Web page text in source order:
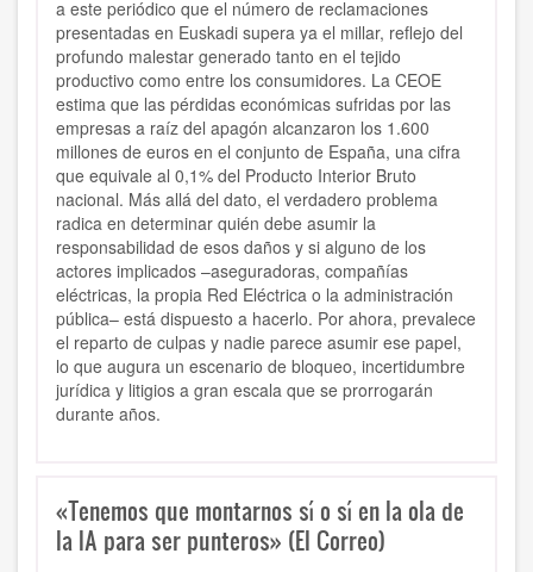
a este periódico que el número de reclamaciones
presentadas en Euskadi supera ya el millar, reflejo del
profundo malestar generado tanto en el tejido
productivo como entre los consumidores. La CEOE
estima que las pérdidas económicas sufridas por las
empresas a raíz del apagón alcanzaron los 1.600
millones de euros en el conjunto de España, una cifra
que equivale al 0,1% del Producto Interior Bruto
nacional. Más allá del dato, el verdadero problema
radica en determinar quién debe asumir la
responsabilidad de esos daños y si alguno de los
actores implicados –aseguradoras, compañías
eléctricas, la propia Red Eléctrica o la administración
pública– está dispuesto a hacerlo. Por ahora, prevalece
el reparto de culpas y nadie parece asumir ese papel,
lo que augura un escenario de bloqueo, incertidumbre
jurídica y litigios a gran escala que se prorrogarán
durante años.
«Tenemos que montarnos sí o sí en la ola de
la IA para ser punteros» (El Correo)